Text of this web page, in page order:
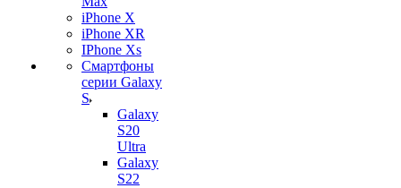
iPhone X
iPhone XR
IPhone Xs
Смартфоны
серии Galaxy
S
Galaxy
S20
Ultra
Galaxy
S22